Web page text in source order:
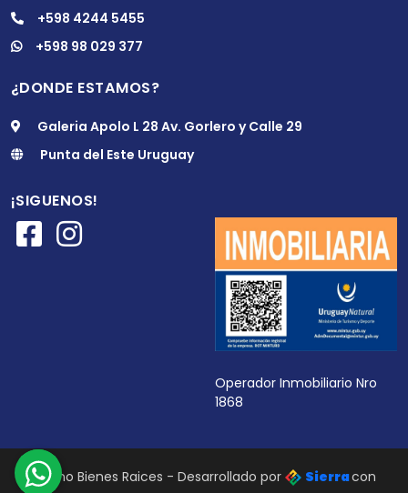
+598 4244 5455
+598 98 029 377
¿DONDE ESTAMOS?
Galeria Apolo L 28 Av. Gorlero y Calle 29
Punta del Este Uruguay
¡SIGUENOS!
Operador Inmobiliario Nro
1868
Citrino Bienes Raices - Desarrollado por Sierracon